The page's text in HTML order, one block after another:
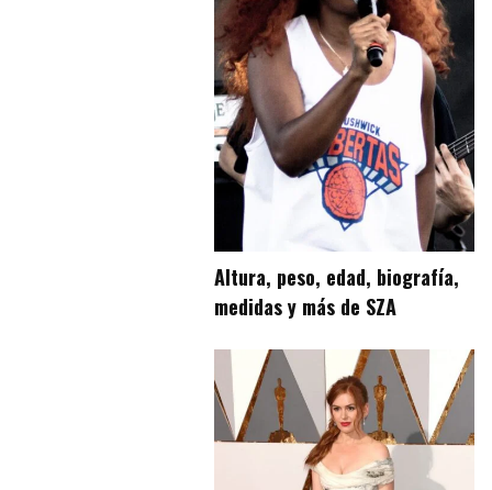
Altura, peso, edad, biografía,
medidas y más de SZA